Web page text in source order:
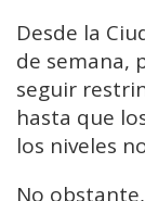
Desde la
de semana,
seguir
hasta que
los niveles
No